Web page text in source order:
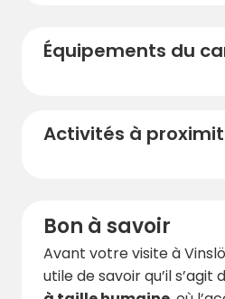
En train ou en voiture,
restaurants, de
rendre à la journée à
même au Danemark.
Plusieurs sites
Équipements du
Activités à
Bon à savoir
Avant votre visite à
utile de savoir qu’il s’agit